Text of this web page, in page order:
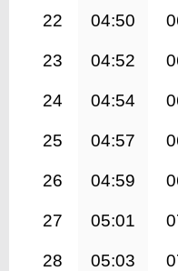
22 04:50
23 04:52
24 04:54
25 04:57
26 04:59
27 05:01
28 05:03